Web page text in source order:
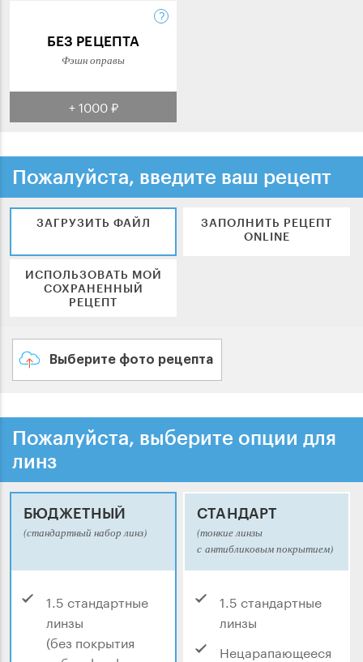
БЕЗ РЕЦЕПТА
Фэшн оправы
+ 1000 ₽
Пожалуйста, введите ваш рецепт
ЗАГРУЗИТЬ ФАЙЛ
ЗАПОЛНИТЬ РЕЦЕПТ
ONLINE
ИСПОЛЬЗОВАТЬ МОЙ
СОХРАНЕННЫЙ
РЕЦЕПТ
Выберите фото рецепта
Пожалуйста, выберите опции для
линз
БЮДЖЕТНЫЙ
(стандартный набор линз)
1.5 стандартные
линзы
(без покрытия
СТАНДАРТ
(тонкие линзы
с антибликовым покрытием)
1.5 стандартные
линзы
Нецарапающееся